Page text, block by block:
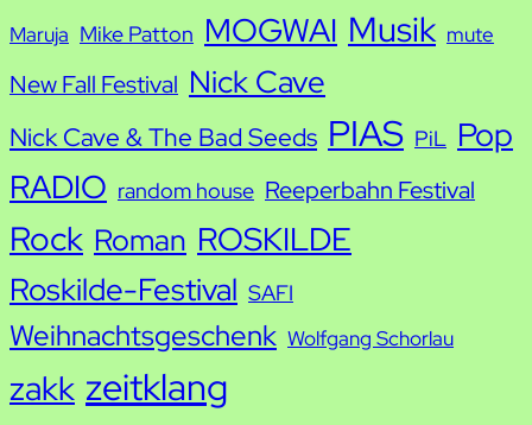
Maruja Mike Patton MOGWAI Musik mute
New Fall Festival Nick Cave
Nick Cave & The Bad Seeds PIAS PiL Pop
RADIO random house Reeperbahn Festival
Rock Roman ROSKILDE
Roskilde-Festival SAFI
Weihnachtsgeschenk Wolfgang Schorlau
zakk zeitklang